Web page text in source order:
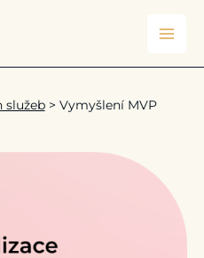
služeb> Vymyšlení MVP